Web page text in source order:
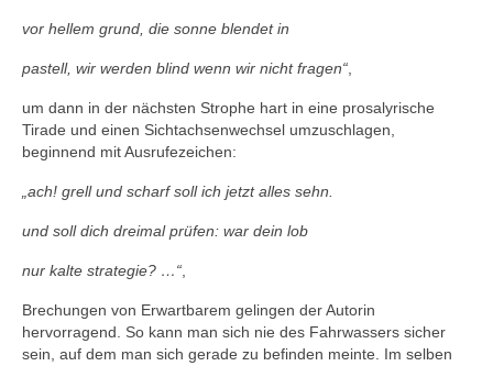
vor hellem grund, die sonne blendet in
pastell, wir werden blind wenn wir nicht fragen“
um dann in der nächsten Strophe hart in eine prosalyrische
Tirade und einen Sichtachsenwechsel umzuschlagen,
beginnend mit Ausrufezeichen:
„ach! grell und scharf soll ich jetzt alles sehn.
und soll dich dreimal prüfen: war dein lob
nur kalte strategie? …“
Brechungen von Erwartbarem gelingen der Autorin
hervorragend. So kann man sich nie des Fahrwassers sicher
sein, auf dem man sich gerade zu befinden meinte. Im selben